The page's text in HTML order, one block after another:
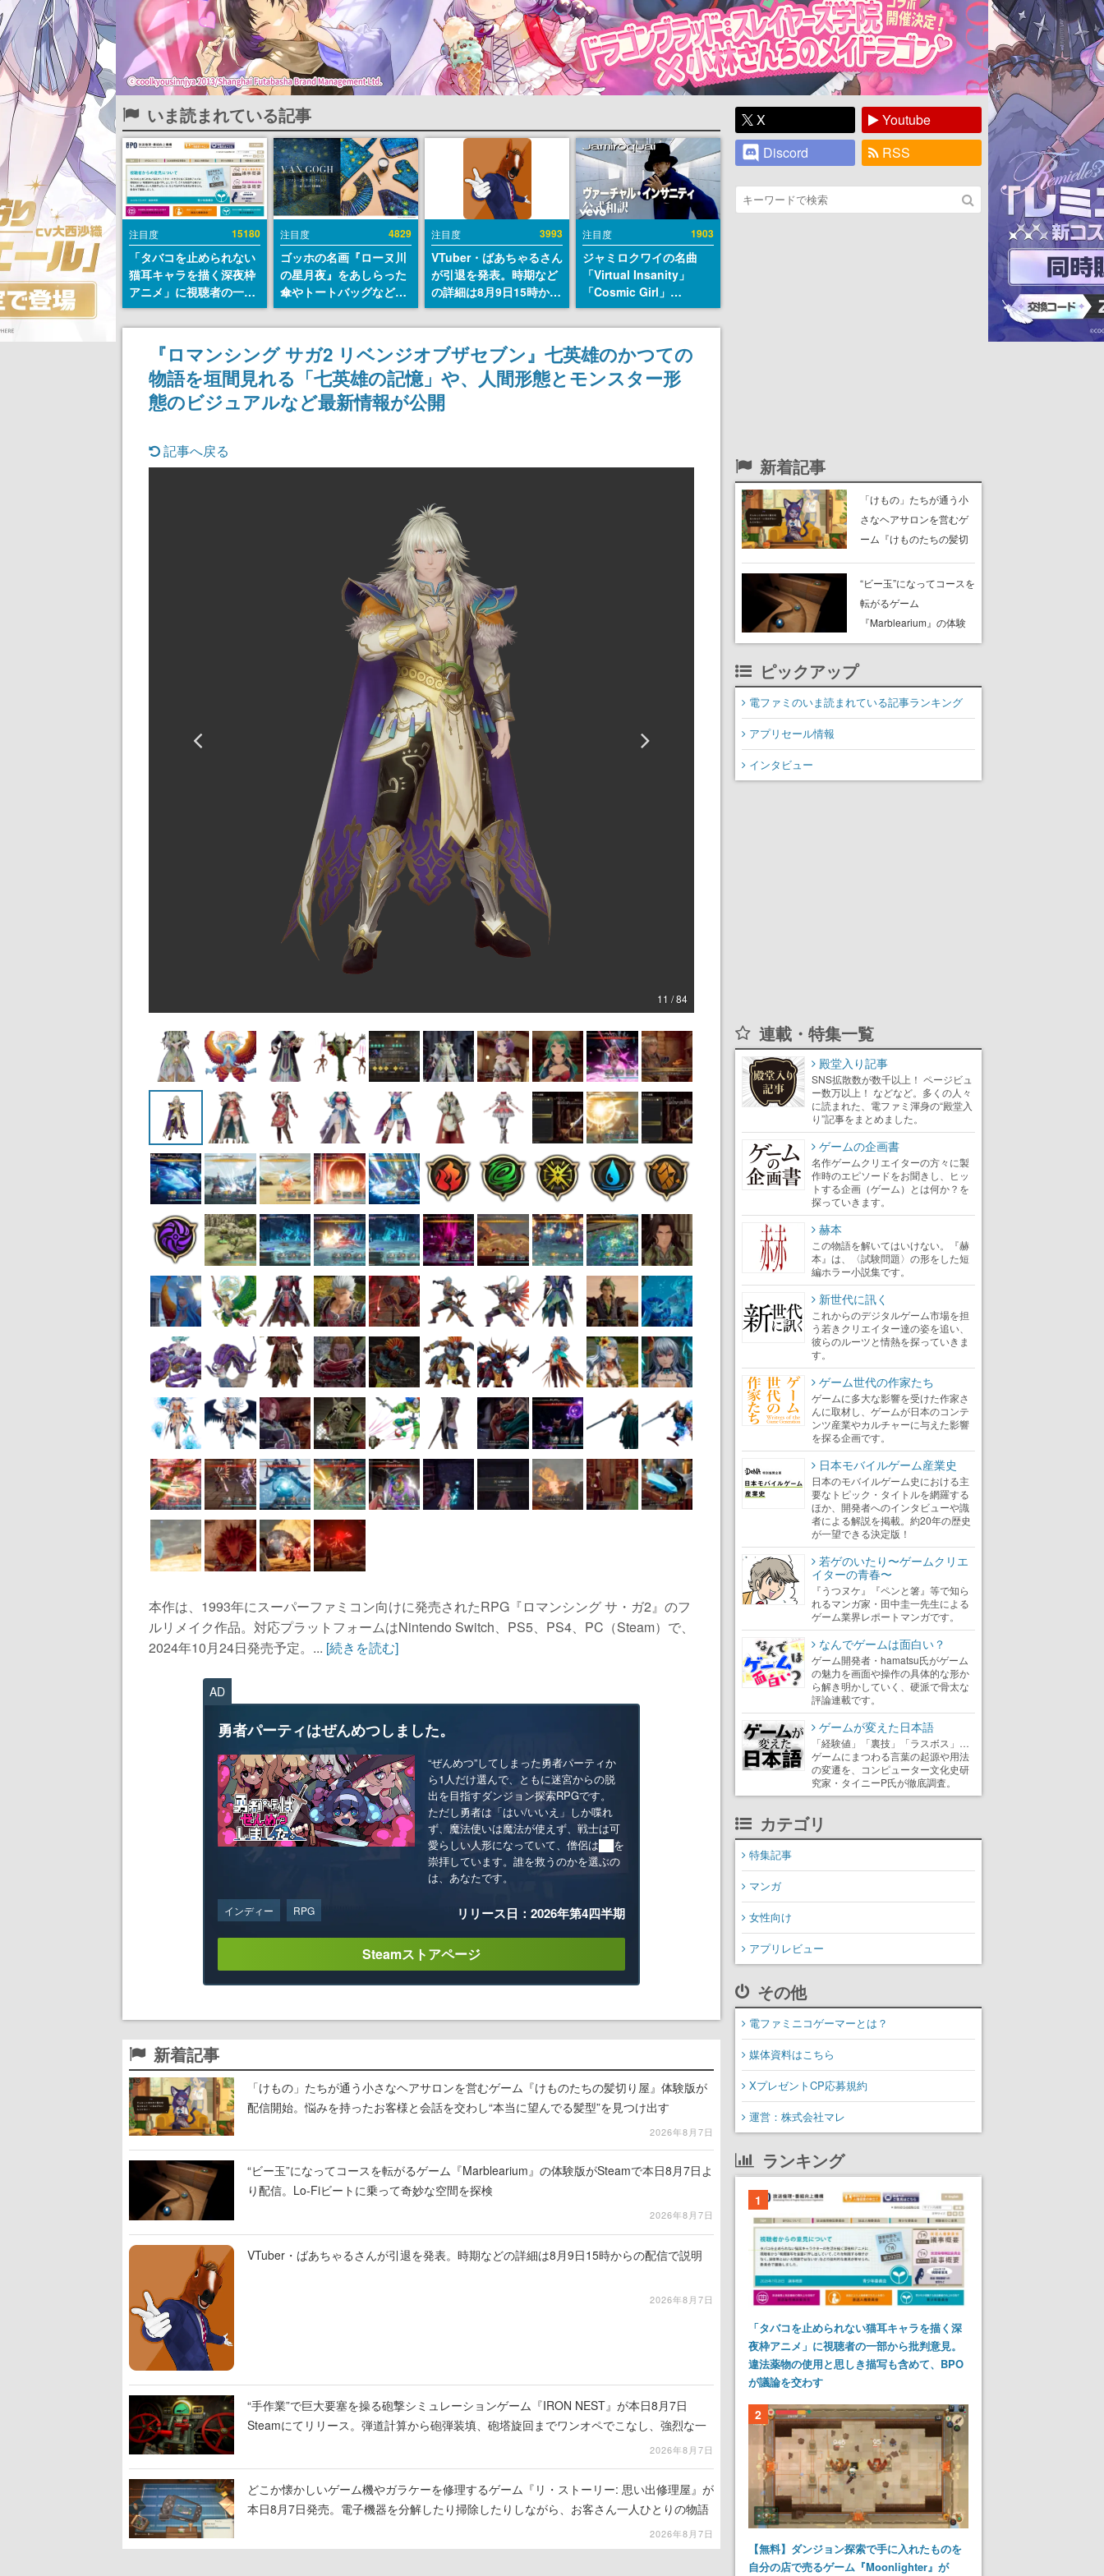
いま読まれている記事
注目度 15180
「タバコを止められない
猫耳キャラを描く深夜枠
アニメ」に視聴者の一部
から批判意見。違法薬物
の使用と思しき描写も含
めて、BPOが議論を交わ
注目度 4829
ゴッホの名画『ローヌ川
の星月夜』をあしらった
傘やトートバッグなどが
登場。8月7日21時より2
日間限定で予約販売
注目度 3993
VTuber・ばあちゃるさん
が引退を発表。時期など
の詳細は8月9日15時から
の配信で説明
注目度 1903
ジャミロクワイの名曲
「Virtual Insanity」
「Cosmic Girl」
「Canned Heat」公式日
本語字幕付きMVがいき
なり公開！「SUMMER
SONIC 2026」での9年ぶ
りとなる日本公演を記念
『ロマンシング サガ2 リベンジオブザセブン』七英雄のかつての
物語を垣間見れる「七英雄の記憶」や、人間形態とモンスター形
態のビジュアルなど最新情報が公開
記事へ戻る
11 / 84
本作は、1993年にスーパーファミコン向けに発売されたRPG『ロマンシング サ・ガ2』のフ
ルリメイク作品。対応プラットフォームはNintendo Switch、PS5、PS4、PC（Steam）で、
2024年10月24日発売予定。... [続きを読む]
AD
勇者パーティはぜんめつしました。
“ぜんめつ”してしまった勇者パーティか
ら1人だけ選んで、ともに迷宮からの脱
出を目指すダンジョン探索RPGです。
ただし勇者は「はい/いいえ」しか喋れ
ず、魔法使いは魔法が使えず、戦士は可
愛らしい人形になっていて、僧侶は██を
崇拝しています。誰を救うのかを選ぶの
は、あなたです。
インディー RPG リリース日：2026年第4四半期
Steamストアページ
新着記事
「けもの」たちが通う小さなヘアサロンを営むゲーム『けものたちの髪切り屋』体験版が
配信開始。悩みを持ったお客様と会話を交わし“本当に望んでる髪型”を見つけ出す
2026年8月7日
“ビー玉”になってコースを転がるゲーム『Marblearium』の体験版がSteamで本日8月7日よ
り配信。Lo-Fiビートに乗って奇妙な空間を探検
2026年8月7日
VTuber・ばあちゃるさんが引退を発表。時期などの詳細は8月9日15時からの配信で説明
2026年8月7日
“手作業”で巨大要塞を操る砲撃シミュレーションゲーム『IRON NEST』が本日8月7日
Steamにてリリース。弾道計算から砲弾装填、砲塔旋回までワンオペでこなし、強烈な一
2026年8月7日
どこか懐かしいゲーム機やガラケーを修理するゲーム『リ・ストーリー: 思い出修理屋』が
本日8月7日発売。電子機器を分解したり掃除したりしながら、お客さん一人ひとりの物語
2026年8月7日
X
Youtube
Discord
RSS
新着記事
「けもの」たちが通う小
さなヘアサロンを営むゲ
ーム『けものたちの髪切
始。悩みを持ったお客様
と会話を交わし“本当に望
んでる髪型”を見つけ出す
“ビー玉”になってコースを
転がるゲーム
『Marblearium』の体験
版がSteamで本日8月7日
ピックアップ
電ファミのいま読まれている記事ランキング
アプリセール情報
インタビュー
連載・特集一覧
殿堂入り記事
SNS拡散数が数千以上！ ページビュ
ー数万以上！ などなど。多くの人々
に読まれた、電ファミ渾身の“殿堂入
り”記事をまとめました。
ゲームの企画書
名作ゲームクリエイターの方々に製
作時のエピソードをお聞きし、ヒッ
トする企画（ゲーム）とは何か？を
探っていきます。
赫本
この物語を解いてはいけない。『赫
本』は、〈試験問題〉の形をした短
編ホラー小説集です。
新世代に訊く
これからのデジタルゲーム市場を担
う若きクリエイター達の姿を追い、
彼らのルーツと情熱を探っていきま
す。
ゲーム世代の作家たち
ゲームに多大な影響を受けた作家さ
んに取材し、ゲームが日本のコンテ
ンツ産業やカルチャーに与えた影響
を探る企画です。
日本モバイルゲーム産業史
日本のモバイルゲーム史における主
要なトピック・タイトルを網羅する
ほか、開発者へのインタビューや識
者による解説を掲載。約20年の歴史
が一望できる決定版！
若ゲのいたり〜ゲームクリエ
イターの青春〜
『うつヌケ』『ペンと箸』等で知ら
れるマンガ家・田中圭一先生による
ゲーム業界レポートマンガです。
なんでゲームは面白い？
ゲーム開発者・hamatsu氏がゲーム
の魅力を画面や操作の具体的な形か
ら解き明かしていく、硬派で骨太な
評論連載です。
ゲームが変えた日本語
「経験値」「裏技」「ラスボス」…
ゲームにまつわる言葉の起源や用法
の変遷を、コンピューター文化史研
究家・タイニーP氏が徹底調査。
カテゴリ
特集記事
マンガ
女性向け
アプリレビュー
その他
電ファミニコゲーマーとは？
媒体資料はこちら
XプレゼントCP応募規約
運営：株式会社マレ
ランキング
1
「タバコを止められない猫耳キャラを描く深
夜枠アニメ」に視聴者の一部から批判意見。
違法薬物の使用と思しき描写も含めて、BPO
が議論を交わす
2
【無料】ダンジョン探索で手に入れたものを
自分の店で売るゲーム『Moonlighter』が